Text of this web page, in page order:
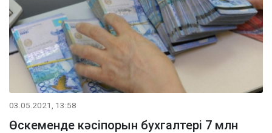
03.05.2021, 13:58
Өскеменде кәсіпорын бухгалтері 7 млн